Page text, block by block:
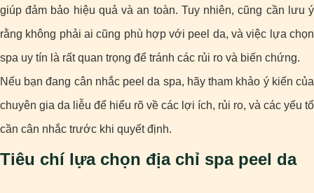
giúp đảm bảo hiệu quả và an toàn. Tuy nhiên, cũng cần lưu ý
rằng không phải ai cũng phù hợp với peel da, và việc lựa chọn
spa uy tín là rất quan trọng để tránh các rủi ro và biến chứng.
Nếu bạn đang cân nhắc peel da spa, hãy tham khảo ý kiến của
chuyên gia da liễu để hiểu rõ về các lợi ích, rủi ro, và các yếu tố
cần cân nhắc trước khi quyết định.
Tiêu chí lựa chọn địa chỉ spa peel da